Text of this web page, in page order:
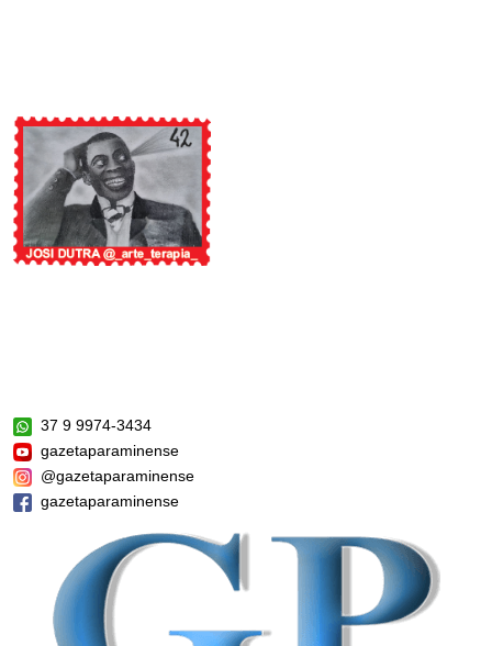
37 9 9974-3434
gazetaparaminense
@gazetaparaminense
gazetaparaminense